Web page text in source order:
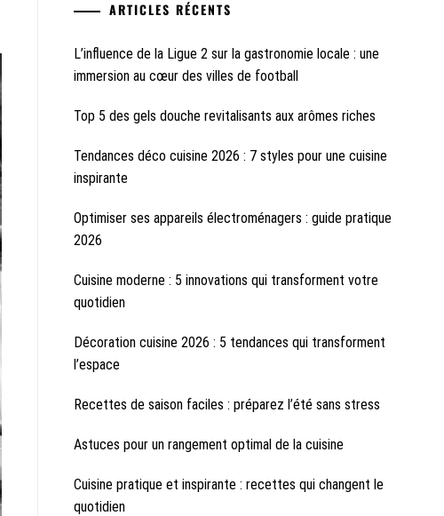
ARTICLES RÉCENTS
L’influence de la Ligue 2 sur la gastronomie locale : une
immersion au cœur des villes de football
Top 5 des gels douche revitalisants aux arômes riches
Tendances déco cuisine 2026 : 7 styles pour une cuisine
inspirante
Optimiser ses appareils électroménagers : guide pratique
2026
Cuisine moderne : 5 innovations qui transforment votre
quotidien
Décoration cuisine 2026 : 5 tendances qui transforment
l’espace
Recettes de saison faciles : préparez l’été sans stress
Astuces pour un rangement optimal de la cuisine
Cuisine pratique et inspirante : recettes qui changent le
quotidien